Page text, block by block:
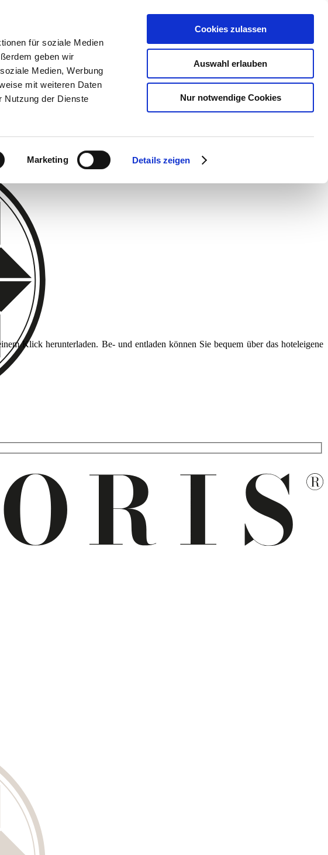
für soziale Medien
geben wir
Medien, Werbung
mit weiteren Daten
Nutzung der Dienste
Marketing Details zeigen
Cookies zulassen
Auswahl erlauben
Nur notwendige Cookies
Klick herunterladen. Be- und entladen können Sie bequem über das hoteleigene